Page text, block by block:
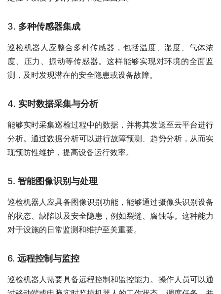
3. 多种传感器集成
巡检机器人应整合多种传感器，包括温度、湿度、气体浓
度、压力、振动等传感器。这样能够实现对环境的全面监
测，及时发现潜在的安全隐患或设备故障。
4. 实时数据采集与分析
能够实时采集巡检过程中的数据，并将其发送至云平台进行
分析。通过数据分析可以进行故障预测、趋势分析，从而实
现预防性维护，提高设备运行效率。
5. 智能图像识别与处理
巡检机器人应具备图像识别功能，能够通过摄像头识别设备
的状态、缺陷以及安全隐患，例如裂缝、腐蚀等。这种能力
对于设施的日常监测和维护至关重要。
6. 远程控制与监控
巡检机器人需要具备远程控制和监控能力。操作人员可以通